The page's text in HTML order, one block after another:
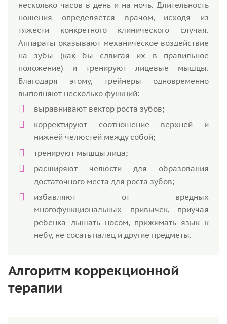
несколько часов в день и на ночь. Длительность
ношения определяется врачом, исходя из
тяжести конкретного клинического случая.
Аппараты оказывают механическое воздействие
на зубы (как бы сдвигая их в правильное
положение) и тренируют лицевые мышцы.
Благодаря этому, трейнеры одновременно
выполняют несколько функций:
выравнивают вектор роста зубов;
корректируют соотношение верхней и
нижней челюстей между собой;
тренируют мышцы лица;
расширяют челюсти для образования
достаточного места для роста зубов;
избавляют от вредных
многофункциональных привычек, приучая
ребенка дышать носом, прижимать язык к
небу, не сосать палец и другие предметы.
Алгоритм коррекционной
терапии